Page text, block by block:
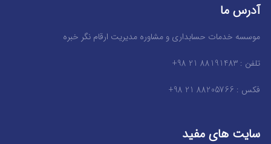
آدرس ما
موسسه خدمات حسابداری و مشاوره مدیریت ارقام نگر خبره
تلفن : 88191483 21 98+
فکس : 88205766 21 98+
سایت های مفید